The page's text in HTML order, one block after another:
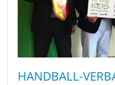
HANDBALL-